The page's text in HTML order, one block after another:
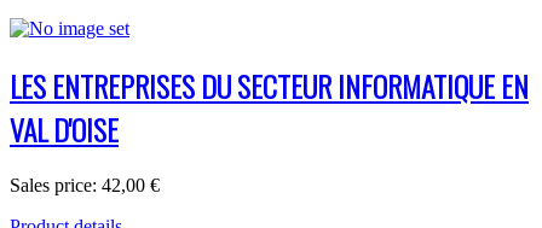
LES ENTREPRISES DU SECTEUR INFORMATIQUE EN
VAL D'OISE
Sales price: 42,00 €